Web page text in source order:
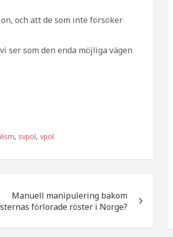
och att de som inte försöker
som den enda möjliga vägen
, svpol, vpol
Manuell manipulering bakom
förlorade röster i Norge?